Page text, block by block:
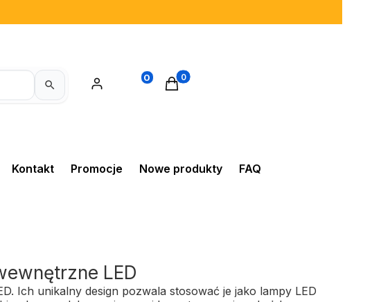
0 Produkty w koszyku: 0. Zobacz
Kontakt Promocje Nowe produkty FAQ
LED
Ich unikalny design pozwala stosować je jako lampy LED